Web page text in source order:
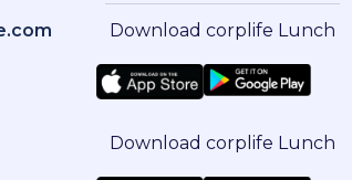
Download corplife Lunch
Download corplife Lunch